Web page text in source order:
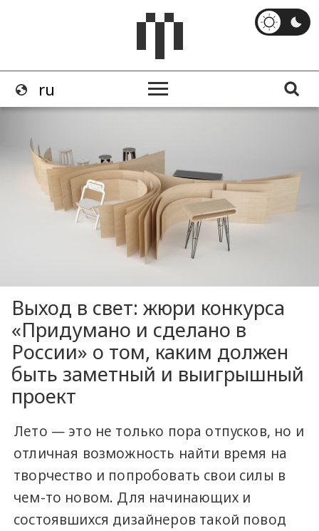
Выход в свет: жюри конкурса
«Придумано и сделано в
России» о том, каким должен
быть заметный и выигрышный
проект
Лето — это не только пора отпусков, но и
отличная возможность найти время на
творчество и попробовать свои силы в
чем-то новом. Для начинающих и
состоявшихся дизайнеров такой повод